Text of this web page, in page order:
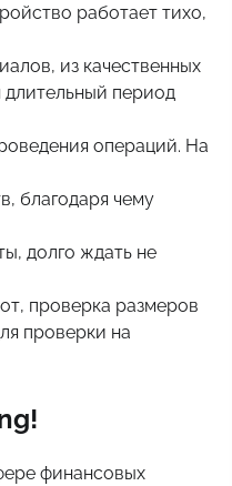
работает тихо,
из качественных
период
операций. На
благодаря чему
долго ждать не
проверка размеров
проверки на
финансовых